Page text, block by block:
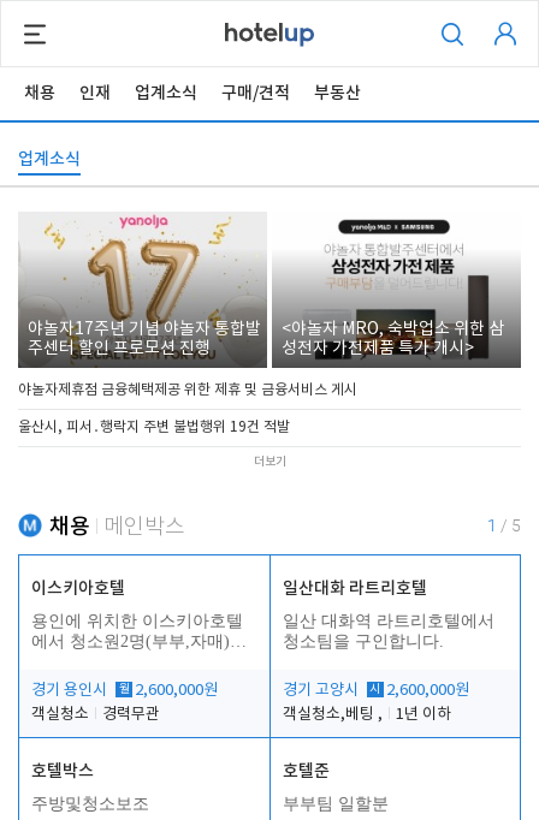
채용 인재 업계소식 구매/견적 부동산
업계소식
야놀자17주년 기념 야놀자 통합발
주센터 할인 프로모션 진행
<야놀자 MRO, 숙박업소 위한 삼
성전자 가전제품 특가 개시>
야놀자제휴점 금융혜택제공 위한 제휴 및 금융서비스 게시
울산시, 피서․행락지 주변 불법행위 19건 적발
더보기
채용 메인박스 1 / 5
이스키아호텔
용인에 위치한 이스키아호텔
에서 청소원2명(부부,자매)을
경기 용인시
월 2,600,000원
객실청소
경력무관
일산대화 라트리호텔
일산 대화역 라트리호텔에서
청소팀을 구인합니다.
경기 고양시 시
2,600,000원
객실청소,베팅 ,
1년 이하
호텔박스
주방및청소보조
호텔준
부부팀 일할분